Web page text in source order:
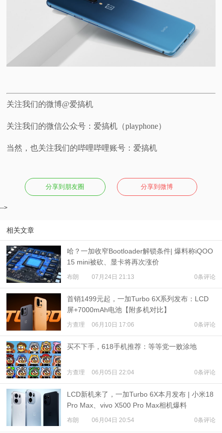
关注我们的微博@爱搞机
关注我们的微信公众号：爱搞机（playphone）
当然，也关注我们的哔哩哔哩账号：爱搞机
分享到朋友圈 分享到微博
-->
相关文章
哈？一加收窄Bootloader解锁条件| 爆料称iQOO
15 mini被砍、显卡将再次涨价
布朗 07月24日 21:13 0条评论
首销1499元起，一加Turbo 6X系列发布：LCD
屏+7000mAh电池【附多机对比】
方查理 06月10日 17:06 0条评论
买不下手，618手机推荐：等等党一败涂地
方查理 06月05日 22:04 0条评论
LCD新机来了，一加Turbo 6X本月发布 | 小米18
Pro Max、vivo X500 Pro Max相机爆料
布朗 06月04日 20:54 0条评论